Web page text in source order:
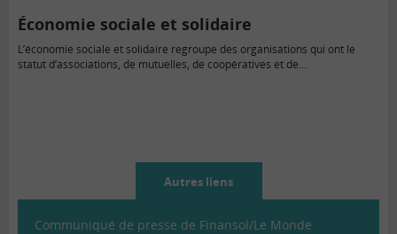
Économie sociale et solidaire
L’économie sociale et solidaire regroupe des organisations qui ont le
statut d’associations, de mutuelles, de coopératives et de…
Autres liens
Communiqué de presse de Finansol/Le Monde